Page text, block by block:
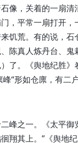
像，关着的一扇
，平常一扇打开
饥荒。有的说，
陈真人炼丹台、
了。《舆地纪胜
“形如仓廪，有二
峰之一。《太平
翔其上。”《舆地